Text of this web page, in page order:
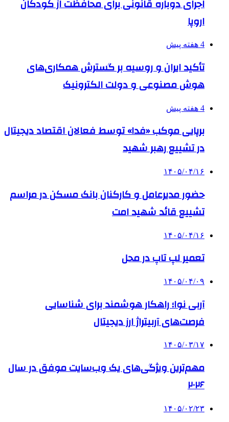
اجرای دوباره قانونی برای محافظت از کودکان
اروپا
4 هفته پیش
تأکید ایران و روسیه بر گسترش همکاری‌های
هوش مصنوعی و دولت الکترونیک
4 هفته پیش
برپایی موکب «فدا» توسط فعالان اقتصاد دیجیتال
در تشییع رهبر شهید
۱۴۰۵/۰۴/۱۶
حضور مدیرعامل و کارکنان بانک مسکن در مراسم
تشییع قائد شهید امت
۱۴۰۵/۰۴/۱۶
تعمیر لپ تاپ در محل
۱۴۰۵/۰۴/۰۹
آربی نوا؛ راهکار هوشمند برای شناسایی
فرصت‌های آربیتراژ ارز دیجیتال
۱۴۰۵/۰۳/۱۷
مهم‌ترین ویژگی‌های یک وب‌سایت موفق در سال
۲۰۲۶
۱۴۰۵/۰۲/۲۳